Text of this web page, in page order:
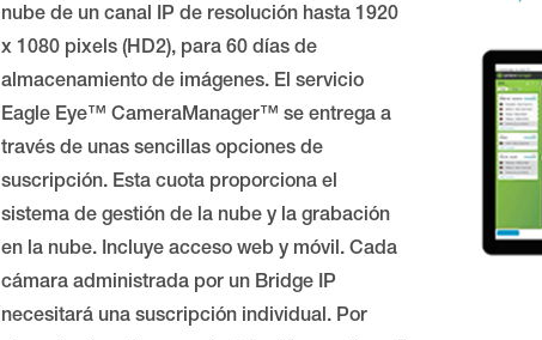
nube de un canal IP de resolución hasta 1920
x 1080 pixels (HD2), para 60 días de
almacenamiento de imágenes. El servicio
Eagle Eye™ CameraManager™ se entrega a
través de unas sencillas opciones de
suscripción. Esta cuota proporciona el
sistema de gestión de la nube y la grabación
en la nube. Incluye acceso web y móvil. Cada
cámara administrada por un Bridge IP
necesitará una suscripción individual. Por